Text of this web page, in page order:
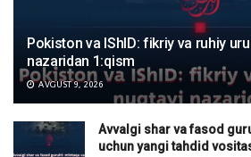
Pokiston va IShID: fikriy va ruhiy
nazaridan 1:qism
AVGUST 9, 2026
Avvalgi shar va fasod
uchun yangi tahdid